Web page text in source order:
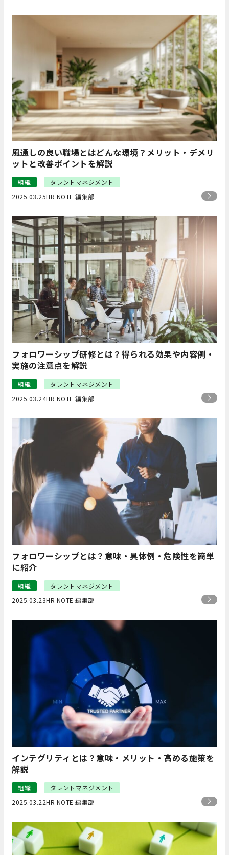
風通しの良い職場とはどんな環境？メリット・デメリ
ットと改善ポイントを解説
組織
タレントマネジメント
2025.03.25HR NOTE 編集部
フォロワーシップ研修とは？得られる効果や内容例・
実施の注意点を解説
組織
タレントマネジメント
2025.03.24HR NOTE 編集部
フォロワーシップとは？意味・具体例・危険性を簡単
に紹介
組織
タレントマネジメント
2025.03.23HR NOTE 編集部
インテグリティとは？意味・メリット・高める施策を
解説
組織
タレントマネジメント
2025.03.22HR NOTE 編集部